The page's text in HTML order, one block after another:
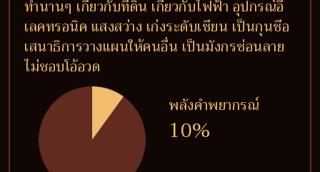
ทำนานๆ เกี่ยวกับที่ดิน เกี่ยวกับไฟฟ้า อุปกรณ์อี
เลคทรอนิค แสงสว่าง เก่งระดับเซียน เป็นกุนซือ
เสนาธิการวางแผนให้คนอื่น เป็นมังกรซ่อนลาย
ไม่ชอบโอ้อวด
พลังคำพยากรณ์
10%